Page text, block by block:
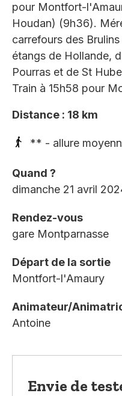
pour Montfort-
Houdan) (9h36).
carrefours des
étangs de Hollande,
Pourras et de St
Train à 15h58 pour
Distance : 18 km
** - allure
Quand ?
dimanche 21 avril
Rendez-vous
gare Montparnasse
Départ de la sortie
Montfort-l'Amaury
Animateur/
Antoine
Envie de